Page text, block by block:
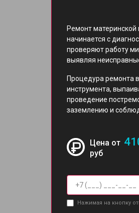
Ремонт
начинается с
проверяют работу
выявляя
Процедура ремонта
инструмента,
проведение
заземлению и
Цена от
руб
Нажимая на кнопку